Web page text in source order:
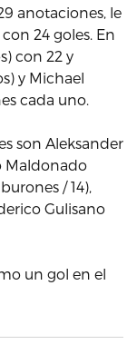
anotaciones, le
24 goles. En
con 22 y
y Michael
cada uno.
son Aleksander
Maldonado
/ 14),
Gulisano
un gol en el